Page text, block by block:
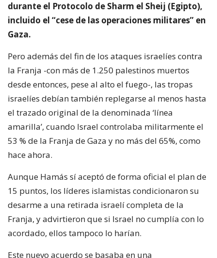
durante el Protocolo de Sharm el Sheij (Egipto),
incluido el “cese de las operaciones militares” en
Gaza.
Pero además del fin de los ataques israelíes contra
la Franja -con más de 1.250 palestinos muertos
desde entonces, pese al alto el fuego-, las tropas
israelíes debían también replegarse al menos hasta
el trazado original de la denominada ‘línea
amarilla’, cuando Israel controlaba militarmente el
53 % de la Franja de Gaza y no más del 65%, como
hace ahora.
Aunque Hamás sí aceptó de forma oficial el plan de
15 puntos, los líderes islamistas condicionaron su
desarme a una retirada israelí completa de la
Franja, y advirtieron que si Israel no cumplía con lo
acordado, ellos tampoco lo harían.
Este nuevo acuerdo se basaba en una